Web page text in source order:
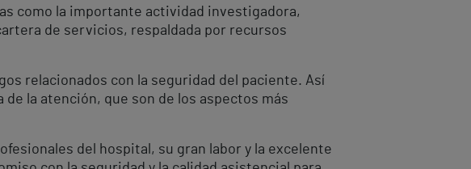
como la importante actividad investigadora,
de servicios, respaldada por recursos
relacionados con la seguridad del paciente. Así
la atención, que son de los aspectos más
del hospital, su gran labor y la excelente